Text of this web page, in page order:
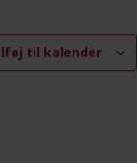
til kalender